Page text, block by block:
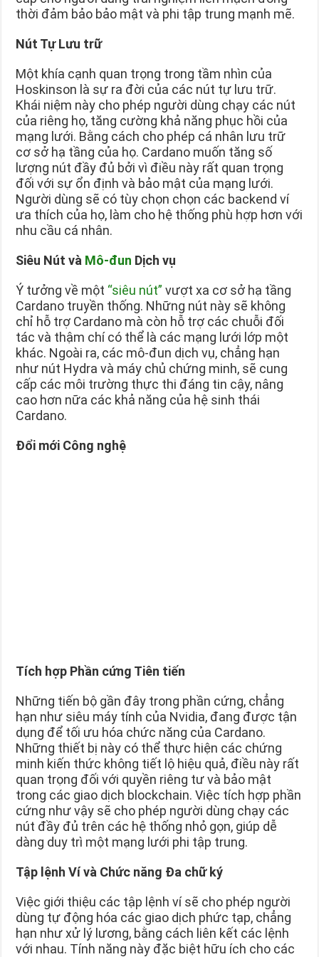
thời đảm bảo bảo mật và phi tập trung mạnh mẽ.
Nút Tự Lưu trữ
Một khía cạnh quan trọng trong tầm nhìn của
Hoskinson là sự ra đời của các nút tự lưu trữ.
Khái niệm này cho phép người dùng chạy các nút
của riêng họ, tăng cường khả năng phục hồi của
mạng lưới. Bằng cách cho phép cá nhân lưu trữ
cơ sở hạ tầng của họ. Cardano muốn tăng số
lượng nút đầy đủ bởi vì điều này rất quan trọng
đối với sự ổn định và bảo mật của mạng lưới.
Người dùng sẽ có tùy chọn chọn các backend ví
ưa thích của họ, làm cho hệ thống phù hợp hơn với
nhu cầu cá nhân.
Siêu Nút và Mô-đun Dịch vụ
Ý tưởng về một “siêu nút” vượt xa cơ sở hạ tầng
Cardano truyền thống. Những nút này sẽ không
chỉ hỗ trợ Cardano mà còn hỗ trợ các chuỗi đối
tác và thậm chí có thể là các mạng lưới lớp một
khác. Ngoài ra, các mô-đun dịch vụ, chẳng hạn
như nút Hydra và máy chủ chứng minh, sẽ cung
cấp các môi trường thực thi đáng tin cậy, nâng
cao hơn nữa các khả năng của hệ sinh thái
Cardano.
Đổi mới Công nghệ
Tích hợp Phần cứng Tiên tiến
Những tiến bộ gần đây trong phần cứng, chẳng
hạn như siêu máy tính của Nvidia, đang được tận
dụng để tối ưu hóa chức năng của Cardano.
Những thiết bị này có thể thực hiện các chứng
minh kiến ​​thức không tiết lộ hiệu quả, điều này rất
quan trọng đối với quyền riêng tư và bảo mật
trong các giao dịch blockchain. Việc tích hợp phần
cứng như vậy sẽ cho phép người dùng chạy các
nút đầy đủ trên các hệ thống nhỏ gọn, giúp dễ
dàng duy trì một mạng lưới phi tập trung.
Tập lệnh Ví và Chức năng Đa chữ ký
Việc giới thiệu các tập lệnh ví sẽ cho phép người
dùng tự động hóa các giao dịch phức tạp, chẳng
hạn như xử lý lương, bằng cách liên kết các lệnh
với nhau. Tính năng này đặc biệt hữu ích cho các